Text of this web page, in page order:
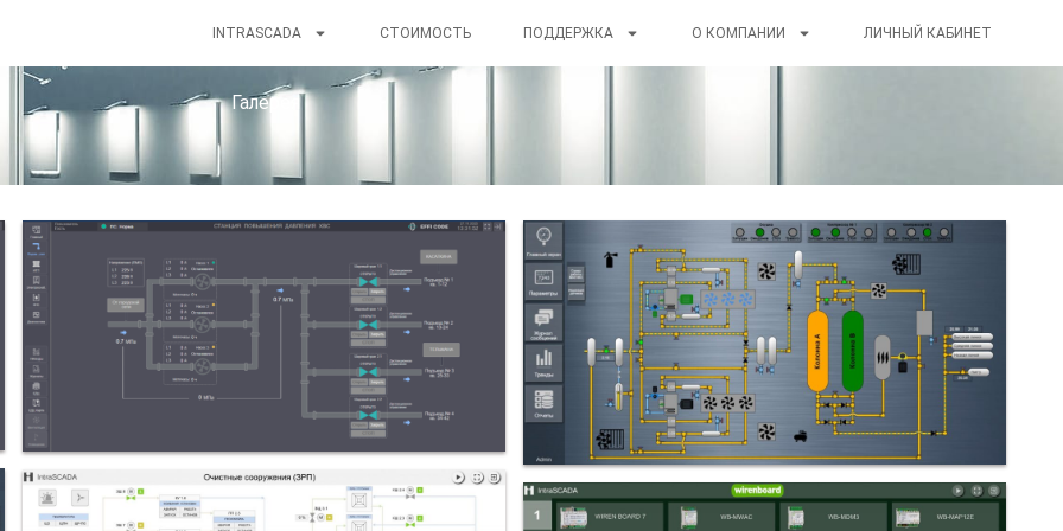
INTRASCADA СТОИМОСТЬ ПОДДЕРЖКА О КОМПАНИИ ЛИЧНЫЙ КАБИНЕТ
Галерея